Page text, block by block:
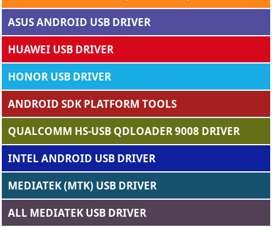
ASUS ANDROID USB DRIVER
HUAWEI USB DRIVER
HONOR USB DRIVER
ANDROID SDK PLATFORM TOOLS
QUALCOMM HS-USB QDLOADER 9008 DRIVER
INTEL ANDROID USB DRIVER
MEDIATEK (MTK) USB DRIVER
ALL MEDIATEK USB DRIVER